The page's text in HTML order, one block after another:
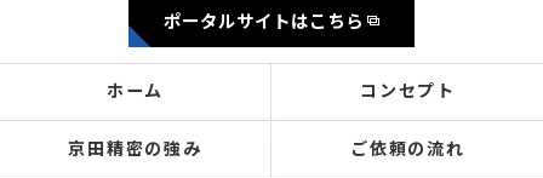
ポータルサイトはこちら
ホーム コンセプト
京田精密の強み ご依頼の流れ